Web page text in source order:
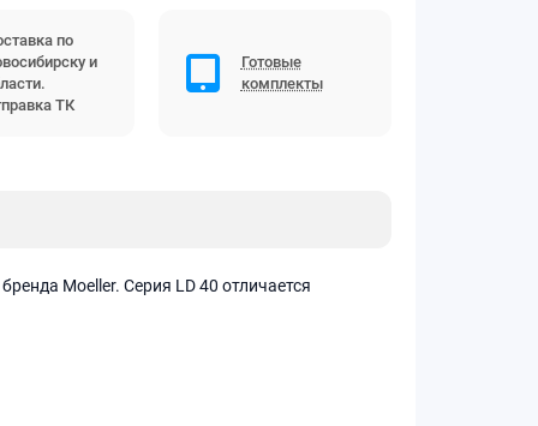
по
и
ТК
Готовые
комплекты
Moeller. Серия LD 40 отличается